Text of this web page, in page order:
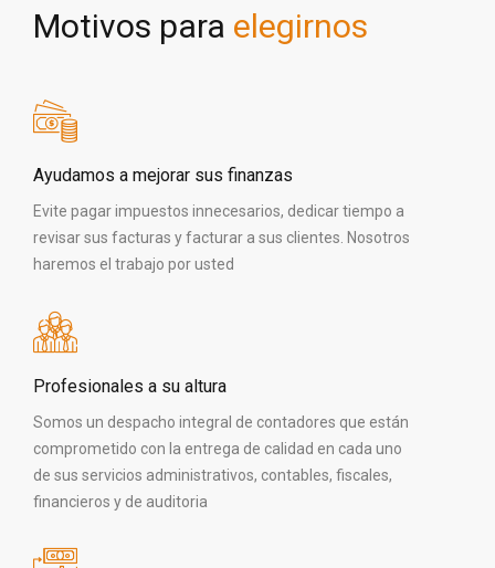
Motivos para elegirnos
Ayudamos a mejorar sus finanzas
Evite pagar impuestos innecesarios, dedicar tiempo a
revisar sus facturas y facturar a sus clientes. Nosotros
haremos el trabajo por usted
Profesionales a su altura
Somos un despacho integral de contadores que están
comprometido con la entrega de calidad en cada uno
de sus servicios administrativos, contables, fiscales,
financieros y de auditoria